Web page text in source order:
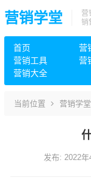
营销学堂
营
销
首页 营
营销工具
营
营销大全
当前位置 营销学堂
发布: 2022年